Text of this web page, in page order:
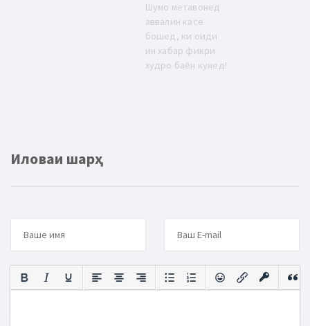
Шумо метавонед
аввалин касе
бошед, ки оиди
ин хабар фикри
худро баён кунед!
Иловаи шарҳ